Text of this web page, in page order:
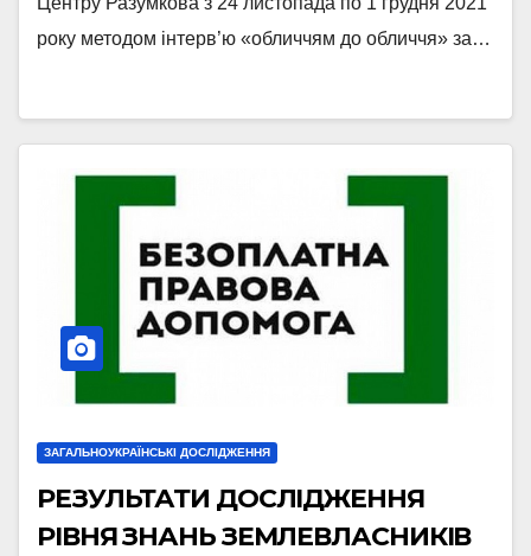
року методом інтерв’ю «обличчям до обличчя» за…
ЗАГАЛЬНОУКРАЇНСЬКІ ДОСЛІДЖЕННЯ
РЕЗУЛЬТАТИ ДОСЛІДЖЕННЯ
РІВНЯ ЗНАНЬ ЗЕМЛЕВЛАСНИКІВ